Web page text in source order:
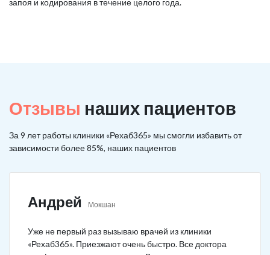
запоя и кодирования в течение целого года.
Отзывы наших пациентов
За 9 лет работы клиники «Рехаб365» мы смогли избавить от
зависимости более 85%, наших пациентов
Андрей Мокшан
Уже не первый раз вызываю врачей из клиники
«Рехаб365». Приезжают очень быстро. Все доктора